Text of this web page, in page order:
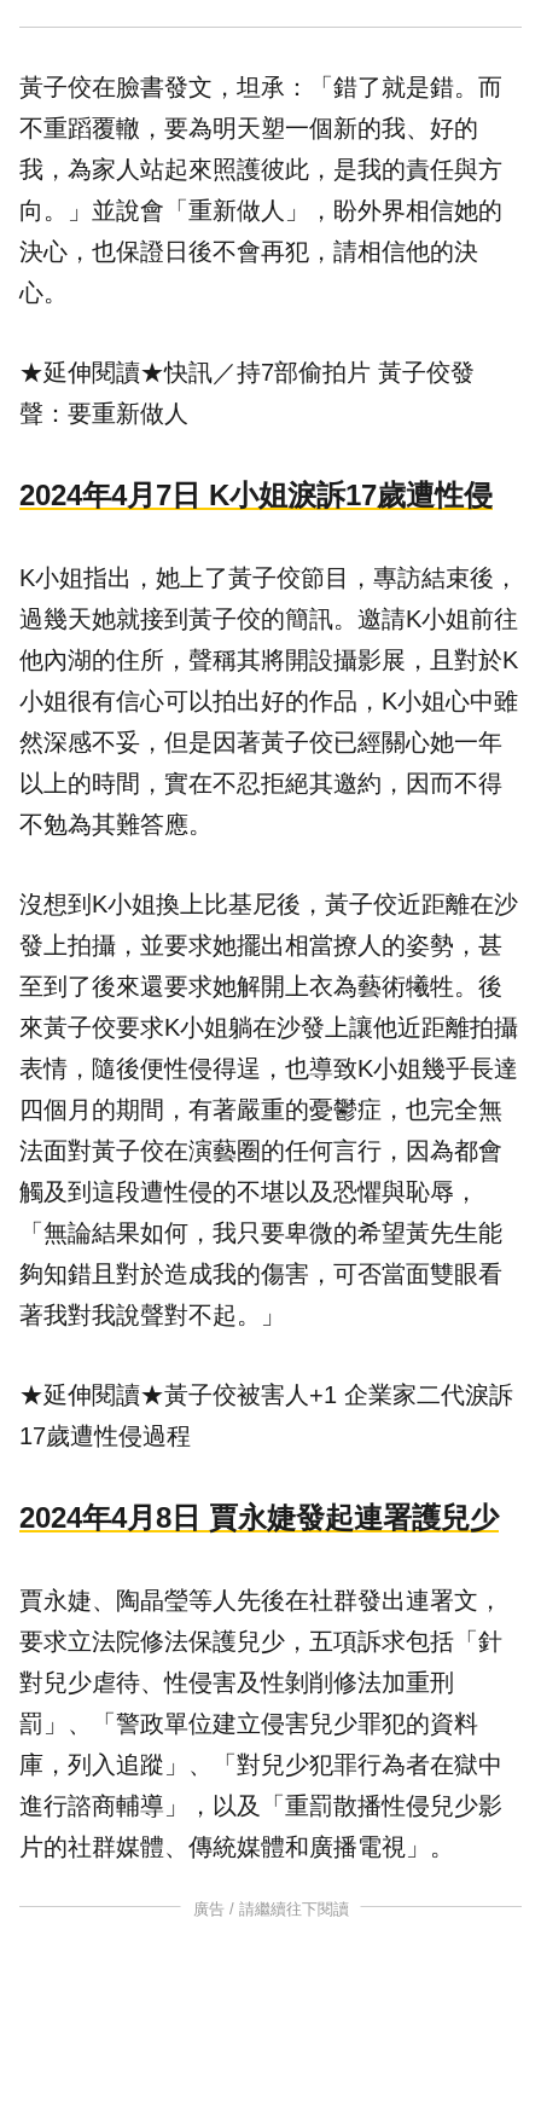
黃子佼在臉書發文，坦承：「錯了就是錯。而
不重蹈覆轍，要為明天塑一個新的我、好的
我，為家人站起來照護彼此，是我的責任與方
向。」並說會「重新做人」，盼外界相信她的
決心，也保證日後不會再犯，請相信他的決
心。
★延伸閱讀★快訊／持7部偷拍片 黃子佼發
聲：要重新做人
2024年4月7日 K小姐淚訴17歲遭性侵
K小姐指出，她上了黃子佼節目，專訪結束後，
過幾天她就接到黃子佼的簡訊。邀請K小姐前往
他內湖的住所，聲稱其將開設攝影展，且對於K
小姐很有信心可以拍出好的作品，K小姐心中雖
然深感不妥，但是因著黃子佼已經關心她一年
以上的時間，實在不忍拒絕其邀約，因而不得
不勉為其難答應。
沒想到K小姐換上比基尼後，黃子佼近距離在沙
發上拍攝，並要求她擺出相當撩人的姿勢，甚
至到了後來還要求她解開上衣為藝術犧牲。後
來黃子佼要求K小姐躺在沙發上讓他近距離拍攝
表情，隨後便性侵得逞，也導致K小姐幾乎長達
四個月的期間，有著嚴重的憂鬱症，也完全無
法面對黃子佼在演藝圈的任何言行，因為都會
觸及到這段遭性侵的不堪以及恐懼與恥辱，
「無論結果如何，我只要卑微的希望黃先生能
夠知錯且對於造成我的傷害，可否當面雙眼看
著我對我說聲對不起。」
★延伸閱讀★黃子佼被害人+1 企業家二代淚訴
17歲遭性侵過程
2024年4月8日 賈永婕發起連署護兒少
賈永婕、陶晶瑩等人先後在社群發出連署文，
要求立法院修法保護兒少，五項訴求包括「針
對兒少虐待、性侵害及性剝削修法加重刑
罰」、「警政單位建立侵害兒少罪犯的資料
庫，列入追蹤」、「對兒少犯罪行為者在獄中
進行諮商輔導」，以及「重罰散播性侵兒少影
片的社群媒體、傳統媒體和廣播電視」。
廣告 / 請繼續往下閱讀